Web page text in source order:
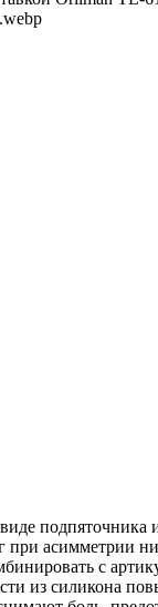
подпяточника
при асимметрии
с
из силикона